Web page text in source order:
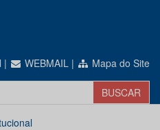
| WEBMAIL | Mapa do Site